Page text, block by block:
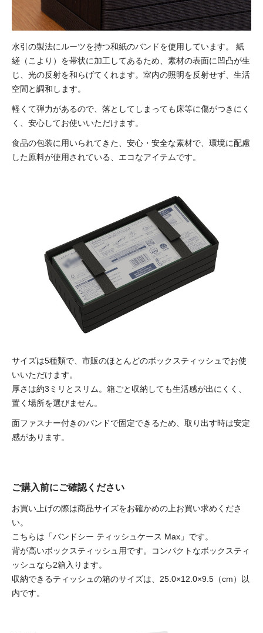
水引の製法にルーツを持つ和紙のバンドを使用しています。
紙
縒（こより）を帯状に加工してあるため、素材の表面に凹凸が生
じ、光の反射を和らげてくれます。 室内の照明を反射せず、生活
空間と調和します。
軽くて弾力があるので、落としてしまっても床等に傷がつきにく
く、安心してお使いいただけます。
食品の包装に用いられてきた、安心・安全な素材で、環境に配慮
した原料が使用されている、エコなアイテムです。
サイズは5種類で、市販のほとんどのボックスティッシュでお使
いいただけます。
厚さは約3ミリとスリム。 箱ごと収納しても生活感が出にくく、
置く場所を選びません。
面ファスナー付きのバンドで固定できるため、取り出す時は安定
感があります。
ご購入前にご確認ください
お買い上げの際は商品サイズをお確かめの上お買い求めくださ
い。
こちらは「バンドシー ティッシュケース Max」です。
背が高いボックスティッシュ用です。コンパクトなボックスティ
ッシュなら2箱入ります。
収納できるティッシュの箱のサイズは、25.0×12.0×9.5（cm）以
内です。